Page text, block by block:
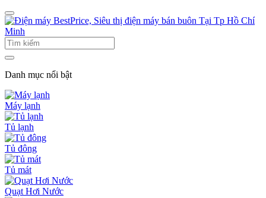
Danh mục nổi bật
Máy lạnh
Tủ lạnh
Tủ đông
Tủ mát
Quạt Hơi Nước